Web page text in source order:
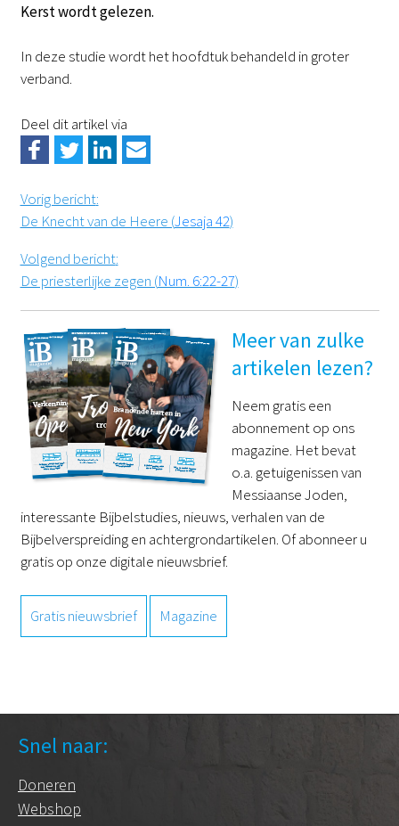
Kerst wordt gelezen.
In deze studie wordt het hoofdtuk behandeld in groter
verband.
Deel dit artikel via
Vorig bericht:
De Knecht van de Heere (Jesaja 42)
Volgend bericht:
De priesterlijke zegen (Num. 6:22-27)
Meer van zulke
artikelen lezen?
Neem gratis een
abonnement op ons
magazine. Het bevat
o.a. getuigenissen van
Messiaanse Joden,
interessante Bijbelstudies, nieuws, verhalen van de
Bijbelverspreiding en achtergrondartikelen. Of abonneer u
gratis op onze digitale nieuwsbrief.
Gratis nieuwsbrief Magazine
Snel naar:
Doneren
Webshop